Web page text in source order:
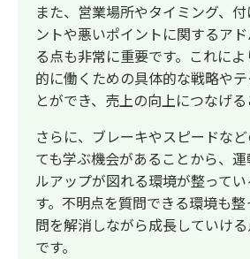
また、営業場所やタイミング、
ントや悪いポイントに関するア
る点も非常に重要です。これに
的に働くための具体的な戦略や
とができ、売上の向上につなげる
さらに、ブレーキやスピードな
ても学ぶ機会があることから、
ルアップが図れる環境が整って
す。不明点を質問できる環境も
問を解消しながら成長していけ
です。